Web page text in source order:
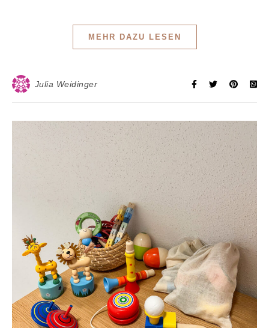
MEHR DAZU LESEN
Julia Weidinger